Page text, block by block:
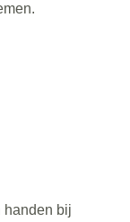
handen bij